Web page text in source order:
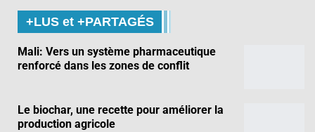
+LUS et +PARTAGÉS
Mali: Vers un système pharmaceutique
renforcé dans les zones de conflit
Le biochar, une recette pour améliorer la
production agricole